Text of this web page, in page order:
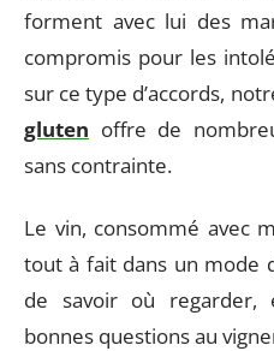
forment avec lui des
compromis pour les
sur ce type d’accords,
gluten offre de
sans contrainte.
Le vin, consommé avec
tout à fait dans un mode
de savoir où
bonnes questions au